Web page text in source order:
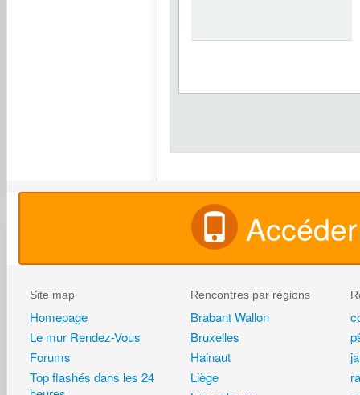
Site map
Homepage
Le mur Rendez-Vous
Forums
Top flashés dans les 24
Rencontres par régions
Brabant Wallon
Bruxelles
Hainaut
Liège